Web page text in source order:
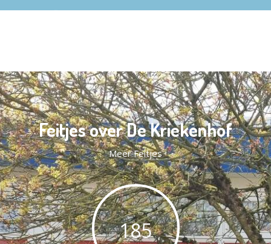
Feitjes over De Kriekenhof
Meer Feitjes
185